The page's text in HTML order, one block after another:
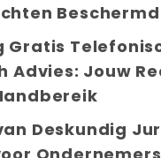
Beschermd
Gratis
Advies: Jouw
Deskundig